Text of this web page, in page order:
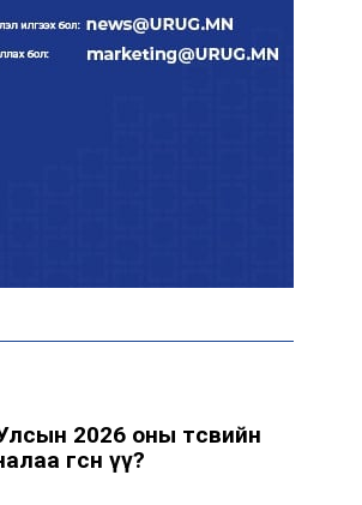
2026 оны төсвийн
өгсөн үү?